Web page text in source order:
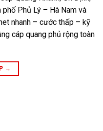
Phủ Lý – Hà Nam và
nhanh – cước thấp – kỹ
cáp quang phủ rộng toàn
→